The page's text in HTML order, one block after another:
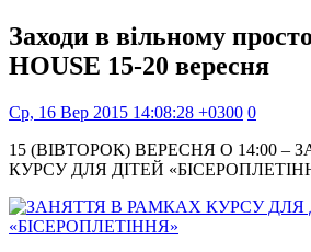
Заходи в вільному
HOUSE 15-20 вересня
Ср, 16 Вер 2015 14:08:28 +0300 0
15 (ВІВТОРОК) ВЕРЕСНЯ О 14:00 –
КУРСУ ДЛЯ ДІТЕЙ